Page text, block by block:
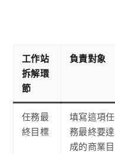
工作站
拆解環
節
負責對象
任務最
終目標
填寫這項任
務最終要達
成的商業目